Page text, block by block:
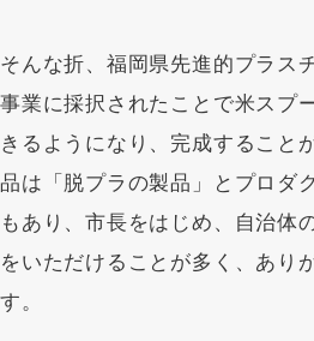
そんな折、福岡県先進的プラス
事業に採択されたことで米スプ
きるようになり、完成すること
品は「脱プラの製品」とプロダ
もあり、市長をはじめ、自治体
をいただけることが多く、あり
す。